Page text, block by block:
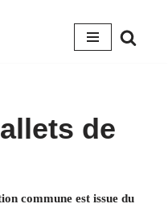
de
commune est issue du